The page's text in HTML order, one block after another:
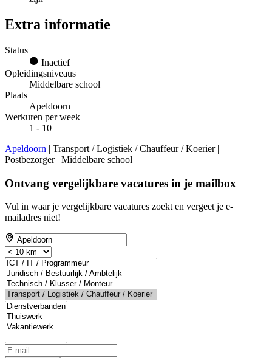
Extra informatie
Status
Inactief
Opleidingsniveaus
Middelbare school
Plaats
Apeldoorn
Werkuren per week
1 - 10
Apeldoorn | Transport / Logistiek / Chauffeur / Koerier |
Postbezorger | Middelbare school
Ontvang vergelijkbare vacatures in je mailbox
Vul in waar je vergelijkbare vacatures zoekt en vergeet je e-
mailadres niet!